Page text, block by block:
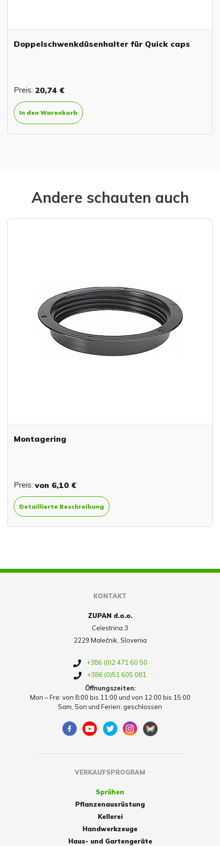
Doppelschwenkdüsenhalter für Quick caps
Preis: 20,74 €
In den Warenkorb
Andere schauten auch
Montagering
Preis: von 6,10 €
Detaillierte Beschreibung
KONTAKT
ZUPAN d.o.o.
Celestrina 3
2229 Malečnik, Slovenia
+386 (0)2 471 60 50
+386 (0)51 605 081
Öffnungszeiten:
Mon – Fre: von 8:00 bis 11:00 und von 12:00 bis 15:00
Sam, Son und Ferien: geschlossen
VERKAUFSPROGRAM
Sprühen
Pflanzenausrüstung
Kellerei
Handwerkzeuge
Haus- und Gartengeräte